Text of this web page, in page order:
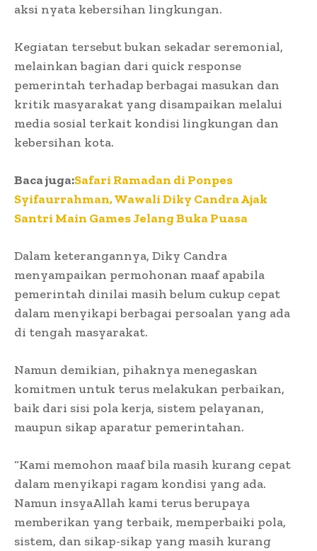
aksi nyata kebersihan lingkungan.
Kegiatan tersebut bukan sekadar seremonial,
melainkan bagian dari quick response
pemerintah terhadap berbagai masukan dan
kritik masyarakat yang disampaikan melalui
media sosial terkait kondisi lingkungan dan
kebersihan kota.
Baca juga:Safari Ramadan di Ponpes
Syifaurrahman, Wawali Diky Candra Ajak
Santri Main Games Jelang Buka Puasa
Dalam keterangannya, Diky Candra
menyampaikan permohonan maaf apabila
pemerintah dinilai masih belum cukup cepat
dalam menyikapi berbagai persoalan yang ada
di tengah masyarakat.
Namun demikian, pihaknya menegaskan
komitmen untuk terus melakukan perbaikan,
baik dari sisi pola kerja, sistem pelayanan,
maupun sikap aparatur pemerintahan.
“Kami memohon maaf bila masih kurang cepat
dalam menyikapi ragam kondisi yang ada.
Namun insyaAllah kami terus berupaya
memberikan yang terbaik, memperbaiki pola,
sistem, dan sikap-sikap yang masih kurang